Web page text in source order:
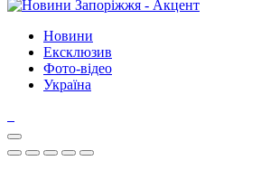
Новини
Ексклюзив
Фото-відео
Україна